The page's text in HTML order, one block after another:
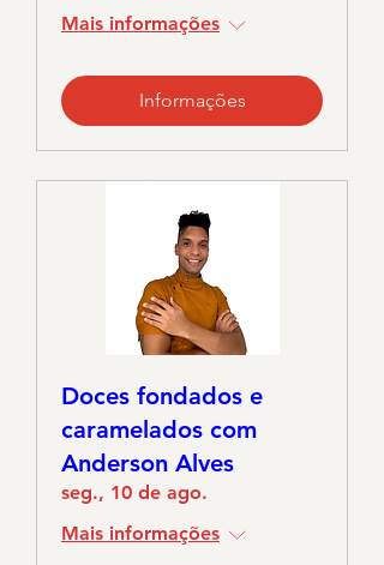
Mais informações
Informações
Doces fondados e
caramelados com
Anderson Alves
seg., 10 de ago.
Mais informações